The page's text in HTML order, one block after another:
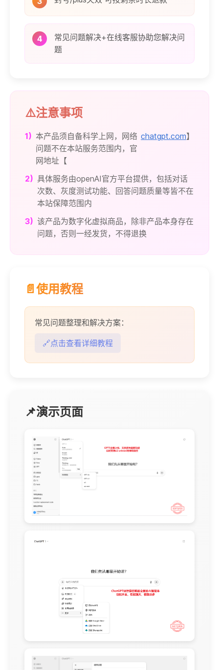
4
常见问题解决+在线客服协助您解决问
题
⚠️注意事项
1) 本产品须自备科学上网，网络
问题不在本站服务范围内，官
网地址【
chatgpt.com】
2) 具体服务由openAI官方平台提供，包括对话
次数、灰度测试功能、回答问题质量等皆不在
本站保障范围内
3) 该产品为数字化虚拟商品，除非产品本身存在
问题，否则一经发货，不得退换
📄使用教程
常见问题整理和解决方案：
🔗点击查看详细教程
📌演示页面